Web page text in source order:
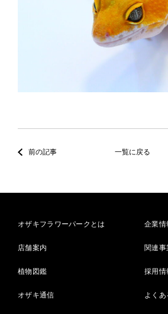
前の記事 一覧に戻る
オザキフラワーパークとは
店舗案内
植物図鑑
オザキ通信
企業情
関連事
採用情
よくあ